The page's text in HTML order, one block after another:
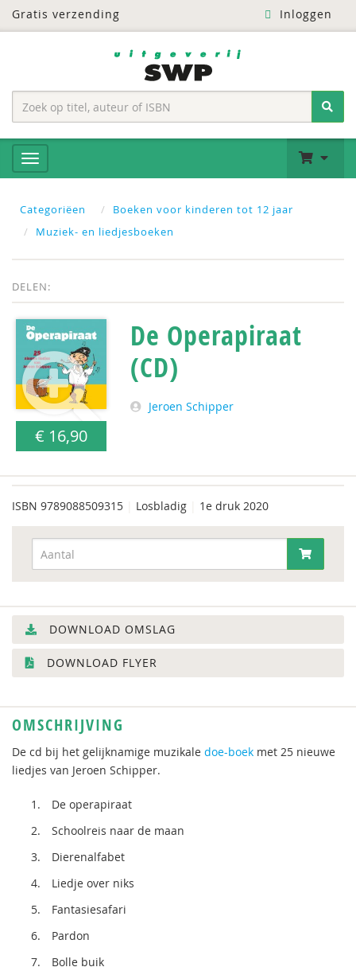
Gratis verzending Inloggen
Categoriëen
Boeken voor kinderen tot 12 jaar
Muziek- en liedjesboeken
DELEN:
€ 16,90
De Operapiraat
(CD)
Jeroen Schipper
ISBN 9789088509315 Losbladig 1e druk 2020
DOWNLOAD OMSLAG
DOWNLOAD FLYER
OMSCHRIJVING
De cd bij het gelijknamige muzikale doe-boek met 25 nieuwe
liedjes van Jeroen Schipper.
De operapiraat
Schoolreis naar de maan
Dierenalfabet
Liedje over niks
Fantasiesafari
Pardon
Bolle buik